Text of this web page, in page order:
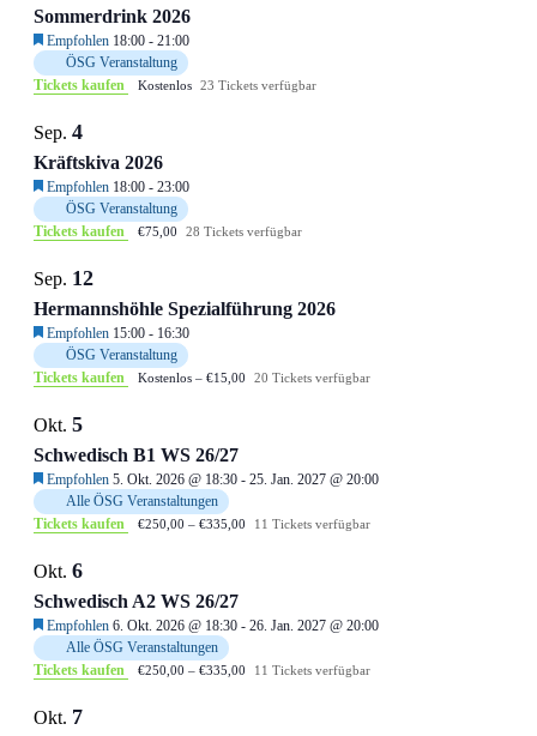
Sommerdrink 2026
Empfohlen 18:00 - 21:00
ÖSG Veranstaltung
Tickets kaufen
Kostenlos 23 Tickets verfügbar
Sep. 4
Kräftskiva 2026
Empfohlen 18:00 - 23:00
ÖSG Veranstaltung
Tickets kaufen
€75,00 28 Tickets verfügbar
Sep. 12
Hermannshöhle Spezialführung 2026
Empfohlen 15:00 - 16:30
ÖSG Veranstaltung
Tickets kaufen
Kostenlos – €15,00 20 Tickets verfügbar
Okt. 5
Schwedisch B1 WS 26/27
Empfohlen 5. Okt. 2026 @ 18:30- 25. Jan. 2027 @ 20:00
Alle ÖSG Veranstaltungen
Tickets kaufen
€250,00 – €335,00 11 Tickets verfügbar
Okt. 6
Schwedisch A2 WS 26/27
Empfohlen 6. Okt. 2026 @ 18:30- 26. Jan. 2027 @ 20:00
Alle ÖSG Veranstaltungen
Tickets kaufen
€250,00 – €335,00 11 Tickets verfügbar
Okt. 7